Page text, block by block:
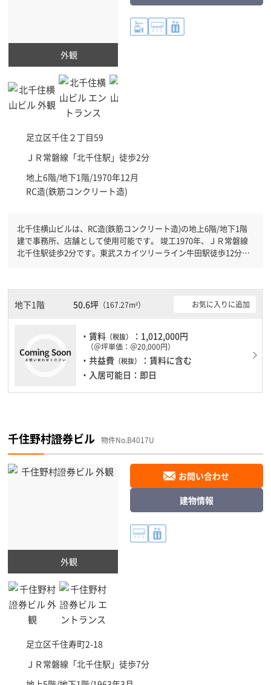
外観
足立区千住２丁目59
ＪＲ常磐線「北千住駅 」徒歩2分
地上6階/地下1階/1970年12月
RC造(鉄筋コンクリート造)
北千住横山ビルは、RC造(鉄筋コンクリート造)の地上6階/地下1階
建で事務所、店舗として使用可能です。 竣工1970年、ＪＲ常磐線
北千住駅徒歩2分です。東武スカイツリーライン牛田駅徒歩12分と
地下1階 50.6坪 （167.27m²） お気に入りに追加
・賃料 （税抜） ：1,012,000円
（＠坪単価：＠20,000円）
・共益費 （税抜）
：賃料に含む
・入居可能日：即日
千住野村證券ビル 物件No.B4017U
外観
足立区千住寿町2-18
ＪＲ常磐線「北千住駅 」徒歩7分
お問い合わせ
建物情報